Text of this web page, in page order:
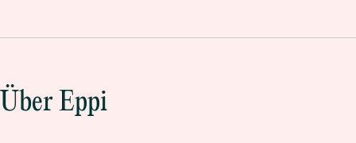
Über Eppi